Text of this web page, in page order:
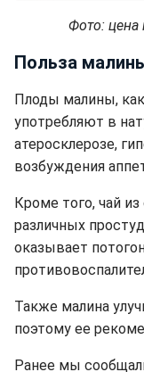
Фото: цена
Польза
Плоды малины,
употребляют в
атеросклерозе,
возбуждения
Кроме того, чай
различных
оказывает
Также малина
поэтому ее
Ранее мы